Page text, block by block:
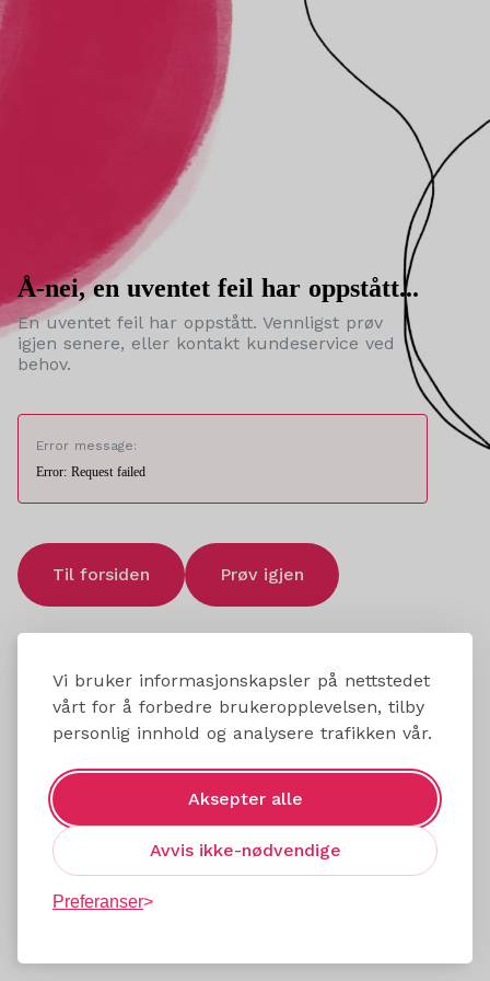
Vi bruker informasjonskapsler på nettstedet
vårt for å forbedre brukeropplevelsen, tilby
personlig innhold og analysere trafikken vår.
Aksepter alle
Avvis ikke-nødvendige
Preferanser
Å-nei, en uventet feil har oppstått...
En uventet feil har oppstått. Vennligst prøv
igjen senere, eller kontakt kundeservice ved
behov.
Error message:
Error: Request failed
Til forsiden Prøv igjen